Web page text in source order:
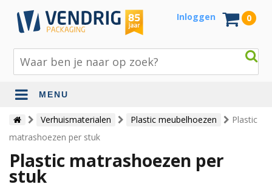
Inloggen 0
MENU
Beschermingsmateriaal
Bouw- en tuinmaterialen
Inpak - en verzendmaterialen
Verhuismaterialen Plastic meubelhoezen
Plastic
matrashoezen per stuk
Plastic matrashoezen per
stuk